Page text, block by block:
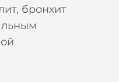
бронхит